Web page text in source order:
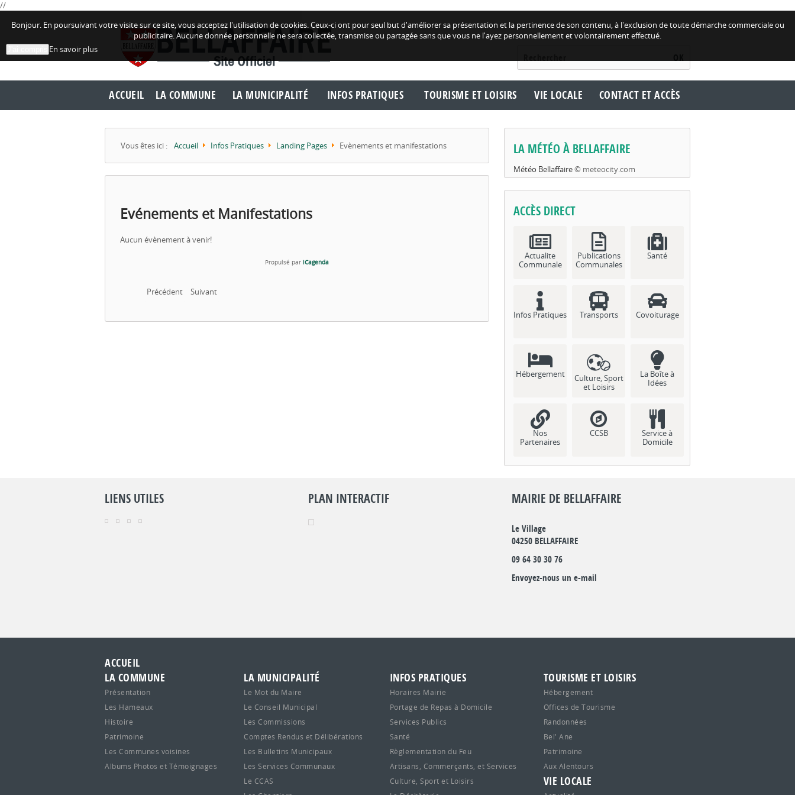
//
Bonjour. En poursuivant votre visite sur ce site, vous acceptez l'utilisation de cookies. Ceux-ci ont pour seul but d'améliorer sa présentation et la pertinence de son contenu, à l'exclusion de toute démarche commerciale ou
publicitaire. Aucune donnée personnelle ne sera collectée, transmise ou partagée sans que vous ne l'ayez personnellement et volontairement effectué.
En savoir plus
ACCUEIL LA COMMUNE LA MUNICIPALITÉ INFOS PRATIQUES TOURISME ET LOISIRS VIE LOCALE CONTACT ET ACCÈS
Vous êtes ici : Accueil Infos Pratiques Landing Pages Evènements et manifestations
Evénements et Manifestations
Aucun évènement à venir!
Propulsé par iCagenda
Précédent Suivant
LA MÉTÉO À BELLAFFAIRE
Météo Bellaffaire© meteocity.com
ACCÈS DIRECT
Actualite
Communale
Publications
Communales
Santé
Infos Pratiques Transports Covoiturage
Hébergement
Culture, Sport
et Loisirs
La Boîte à
Idées
Nos
Partenaires
CCSB
Service à
Domicile
LIENS UTILES PLAN INTERACTIF MAIRIE DE BELLAFFAIRE
Le Village
04250 BELLAFFAIRE
09 64 30 30 76
Envoyez-nous un e-mail
ACCUEIL
LA COMMUNE
Présentation
Les Hameaux
Histoire
Patrimoine
Les Communes voisines
Albums Photos et Témoignages
LA MUNICIPALITÉ
Le Mot du Maire
Le Conseil Municipal
Les Commissions
Comptes Rendus et Délibérations
Les Bulletins Municipaux
Les Services Communaux
Le CCAS
INFOS PRATIQUES
Horaires Mairie
Portage de Repas à Domicile
Services Publics
Santé
Règlementation du Feu
Artisans, Commerçants, et Services
Culture, Sport et Loisirs
TOURISME ET LOISIRS
Hébergement
Offices de Tourisme
Randonnées
Bel' Ane
Patrimoine
Aux Alentours
VIE LOCALE